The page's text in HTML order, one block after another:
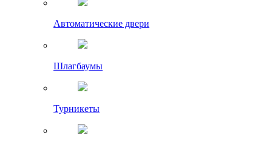
Автоматические двери
Шлагбаумы
Турникеты